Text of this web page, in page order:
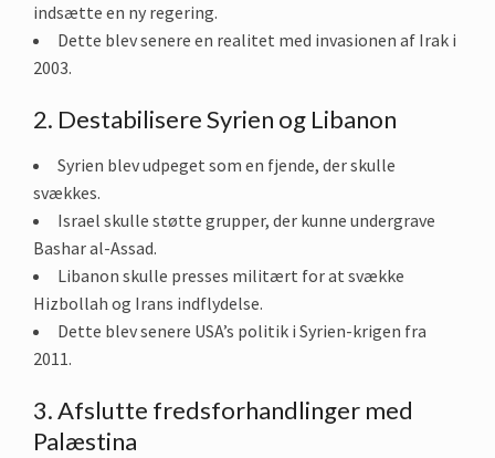
indsætte en ny regering.
Dette blev senere en realitet med invasionen af Irak i
2003.
2. Destabilisere Syrien og Libanon
Syrien blev udpeget som en fjende, der skulle
svækkes.
Israel skulle støtte grupper, der kunne undergrave
Bashar al-Assad.
Libanon skulle presses militært for at svække
Hizbollah og Irans indflydelse.
Dette blev senere USA’s politik i Syrien-krigen fra
2011.
3. Afslutte fredsforhandlinger med
Palæstina